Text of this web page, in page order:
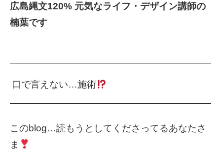
広島縄文120% 元気なライフ・デザイン講師の
楠葉です
口で言えない…施術
このblog…読もうとしてくださってるあなたさ
ま